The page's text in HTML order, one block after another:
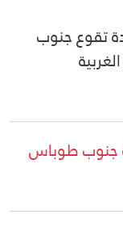
تقوع جنوب
جنوب طوباس